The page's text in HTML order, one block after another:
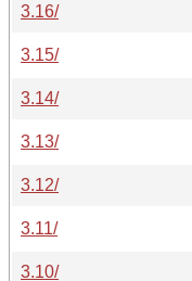
3.16/
3.15/
3.14/
3.13/
3.12/
3.11/
3.10/